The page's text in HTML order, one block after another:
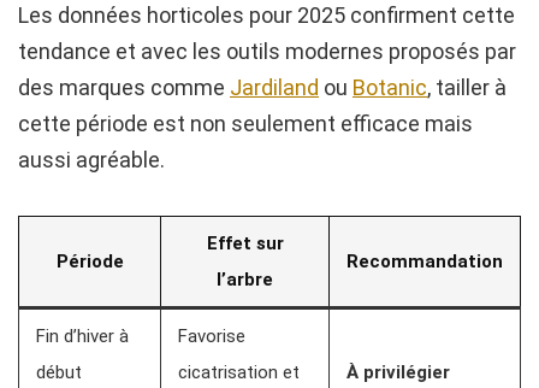
Les données horticoles pour 2025 confirment cette
tendance et avec les outils modernes proposés par
des marques comme Jardiland ou Botanic, tailler à
cette période est non seulement efficace mais
aussi agréable.
Période
Effet sur
l’arbre
Recommandation
Fin d’hiver à
début
Favorise
cicatrisation et
À privilégier